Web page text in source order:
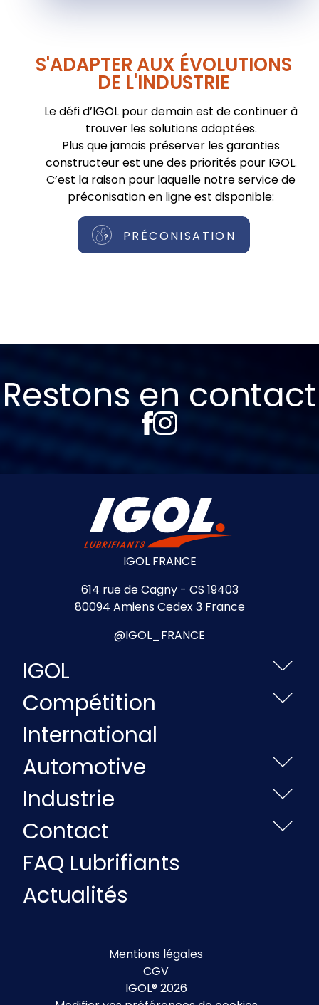
S'ADAPTER AUX ÉVOLUTIONS
DE L'INDUSTRIE
Le défi d’IGOL pour demain est de continuer à
trouver les solutions adaptées.
Plus que jamais préserver les garanties
constructeur est une des priorités pour IGOL.
C’est la raison pour laquelle notre service de
préconisation en ligne est disponible:
PRÉCONISATION
Restons en contact
IGOL FRANCE
614 rue de Cagny - CS 19403
80094 Amiens Cedex 3 France
@IGOL_FRANCE
IGOL
Compétition
International
Automotive
Industrie
Contact
FAQ Lubrifiants
Actualités
Mentions légales
CGV
IGOL® 2026